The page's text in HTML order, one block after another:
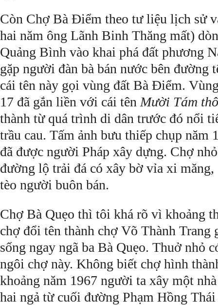
Còn Chợ Bà Ðiểm theo tư liệu lịch sử
hai năm ông Lãnh Binh Thăng mất)
Quảng Bình vào khai phá đất phương
gặp người đàn bà bán nước bên đường
cái tên này gọi vùng đất Bà Ðiểm.
17 đã gắn liền với cái tên Mười Tám
thành từ quá trình di dân trước đó nổi
trầu cau. Tấm ảnh bưu thiếp chụp năm
đã được người Pháp xây dựng. Chợ
đường lộ trải đá có xây bờ vỉa xi măng,
tèo người buôn bán.
Chợ Bà Quẹo thì tôi khá rõ vì khoảng
chợ đổi tên thành chợ Võ Thành Trang
sống ngay ngã ba Bà Quẹo. Thuở nhỏ
ngôi chợ này. Không biết chợ hình
khoảng năm 1967 người ta xây một
hai ngả từ cuối đường Phạm Hồng